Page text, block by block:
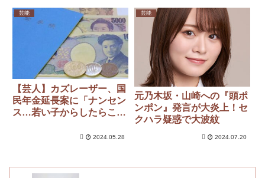
芸能
【芸人】カズレーザー、国
民年金延長案に「ナンセン
ス…若い子からしたらこれ
2024.05.28
芸能
元乃木坂・山崎への『頭ポ
ンポン』発言が大炎上！セ
クハラ疑惑で大波紋
2024.07.20